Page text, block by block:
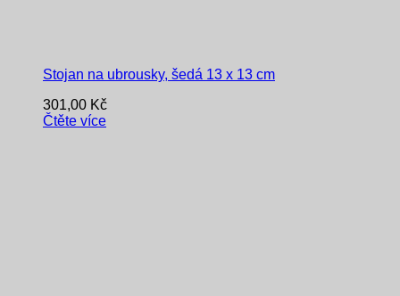
Stojan na ubrousky, šedá 13 x 13 cm
301,00 Kč
Čtěte více